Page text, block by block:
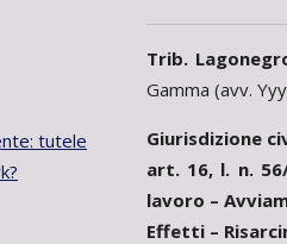
Trib.
Gamma (avv.
Giurisdizione
art. 16, l. n.
lavoro –
Effetti –
tutele